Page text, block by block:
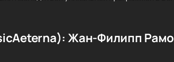
Жан-Филипп